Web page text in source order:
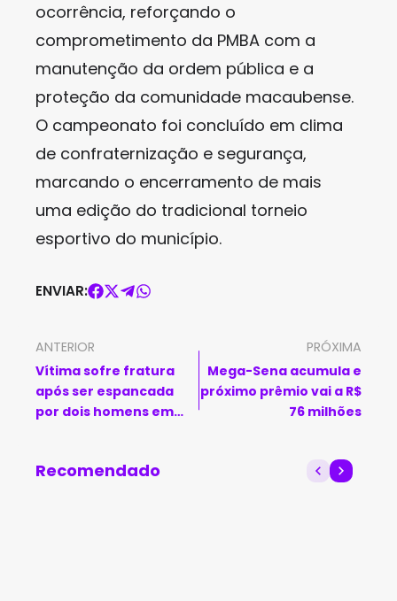
ocorrência, reforçando o
comprometimento da PMBA com a
manutenção da ordem pública e a
proteção da comunidade macaubense.
O campeonato foi concluído em clima
de confraternização e segurança,
marcando o encerramento de mais
uma edição do tradicional torneio
esportivo do município.
ENVIAR:
ANTERIOR
Vítima sofre fratura
após ser espancada
por dois homens em
PRÓXIMA
Mega-Sena acumula e
próximo prêmio vai a R$
76 milhões
Recomendado